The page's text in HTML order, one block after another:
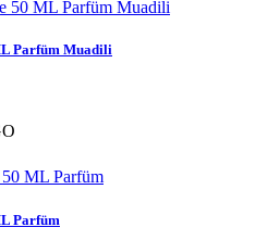
Parfüm Muadili
Parfüm